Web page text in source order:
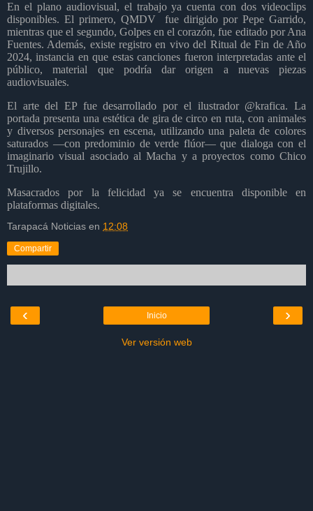
En el plano audiovisual, el trabajo ya cuenta con dos videoclips
disponibles. El primero, QMDV
fue dirigido por Pepe Garrido,
mientras que el segundo, Golpes en el corazón, fue editado por Ana
Fuentes. Además, existe registro en vivo del Ritual de Fin de Año
2024, instancia en que estas canciones fueron interpretadas ante el
público, material que podría dar origen a nuevas piezas
audiovisuales.
El arte del EP fue desarrollado por el ilustrador @krafica. La
portada presenta una estética de gira de circo en ruta, con animales
y diversos personajes en escena, utilizando una paleta de colores
saturados —con predominio de verde flúor— que dialoga con el
imaginario visual asociado al Macha y a proyectos como Chico
Trujillo.
Masacrados por la felicidad ya se encuentra disponible en
plataformas digitales.
Tarapacá Noticias en 12:08
Compartir
‹ ›
Inicio
Ver versión web